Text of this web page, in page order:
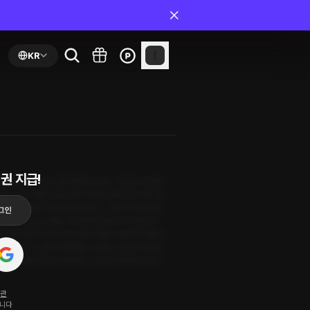
KR
지급!
다
생각이었는데, 웬 여자를 만났다. “우영 씨가 섬에
, 그리고 빨고 싶을 만큼 촉촉한 눈망울을 가진 여
먹으려고 했는데 안 되겠다.” 지루하기만 할 줄
. “내가 실수했네. 착각하게 만들어서 미안해요.
났다. “나, 달아 씨를 핥고 싶어요. 머리부터 발끝
소름이 오소소 돋았다. “누가 친구한테 그러고